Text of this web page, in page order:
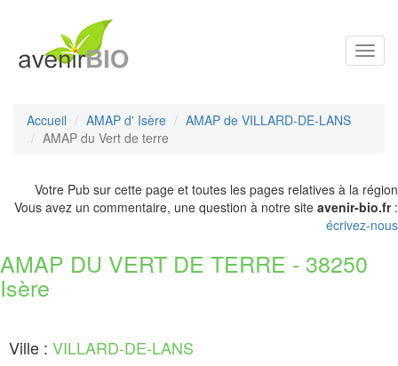
Accueil AMAP d' Isère
AMAP de VILLARD-DE-LANS
AMAP du Vert de terre
Votre Pub sur cette page et toutes les pages relatives à la région
Vous avez un commentaire, une question à notre site avenir-bio.fr:
écrivez-nous
AMAP DU VERT DE TERRE - 38250
Isère
Ville : VILLARD-DE-LANS